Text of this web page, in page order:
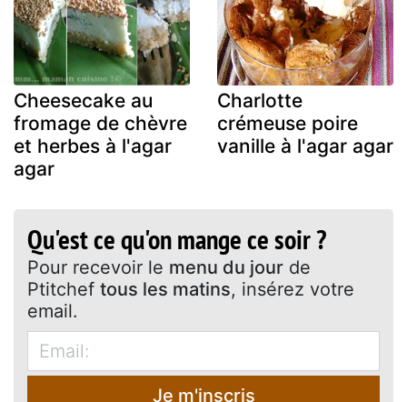
Cheesecake au
fromage de chèvre
et herbes à l'agar
agar
Charlotte
crémeuse poire
vanille à l'agar agar
Qu'est ce qu'on mange ce soir ?
Pour recevoir le menu du jour de
Ptitchef tous les matins, insérez votre
email.
Je m'inscris